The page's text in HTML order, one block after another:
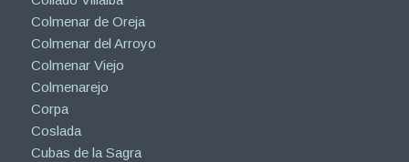
Colmenar de Oreja
Colmenar del Arroyo
Colmenar Viejo
Colmenarejo
Corpa
Coslada
Cubas de la Sagra